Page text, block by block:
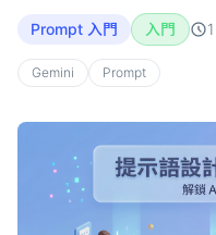
Prompt 入門 入門
Gemini Prompt